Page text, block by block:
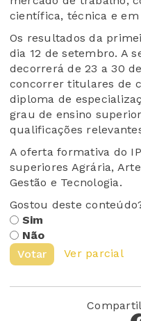
científica, técnica e
Os resultados da
dia 12 de setembro. A
decorrerá de 23 a 30
concorrer titulares de
diploma de
grau de ensino
qualificações
A oferta formativa do
superiores Agrária,
Gestão e Tecnologia.
Gostou deste
Sim
Não
Votar
Ver parcial